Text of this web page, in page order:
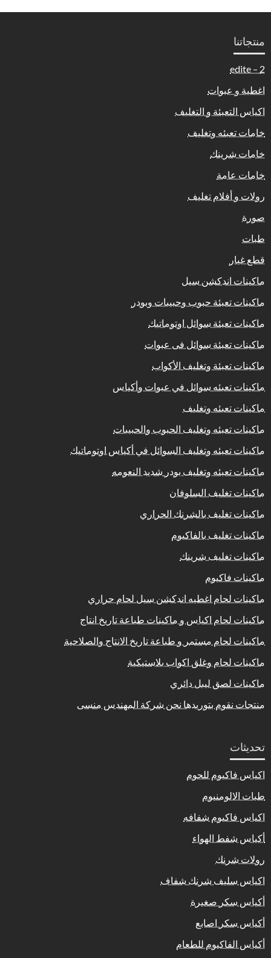
منتجاتنا
2 – edite
اغطية و عبوات
اكياس التعبئة و التغليف
خامات تعبئه وتغليف
خامات شرينك
خامات عامة
رولات و أفلام تغليف
صورة
طبات
قطع غيار
ماكينات اندكشن سيل
ماكينات تعبئة حبوب وحبيبات وبودر
ماكينات تعبئة سوائل اوتوماتيك
ماكينات تعبئة سوائل فى عبوات
ماكينات تعبئة وتغليف الأكواب
ماكينات تعبئه سوائل في عبوات وأكياس
ماكينات تعبئه وتغليف
ماكينات تعبئه وتغليف الحبوب والحبيبات
ماكينات تعبئه وتغليف السوائل في أكياس اوتوماتيك
ماكينات تعبئه وتغليف بودر شديد النعومه
ماكينات تغليف السلوفان
ماكينات تغليف بالشرنك الحراري
ماكينات تغليف بالفاكيوم
ماكينات تغليف شرينك
ماكينات فاكيوم
ماكينات لحام اغطيه اندكشن سيل لحام حراري
ماكينات لحام اكياس و ماكينات طباعة تاريخ انتاج
ماكينات لحام مستمر و طباعة تاريخ الانتاج والصلاحية
ماكينات لحام وغلق اكواب بلاستيكية
ماكينات لصق ليبل دائري
منتجات نقوم بتوريدها نحن شركة المهندس منسى
تحديثات
اكياس فاكيوم للحوم
طبات الالومنيوم
اكياس فاكيوم شفافه
أكياس شفط الهواء
رولات شرنك
اكياس سليف شرنك شفاف
أكياس سكر صغيرة
أكياس سكر اصابع
أكياس الفاكيوم للطعام